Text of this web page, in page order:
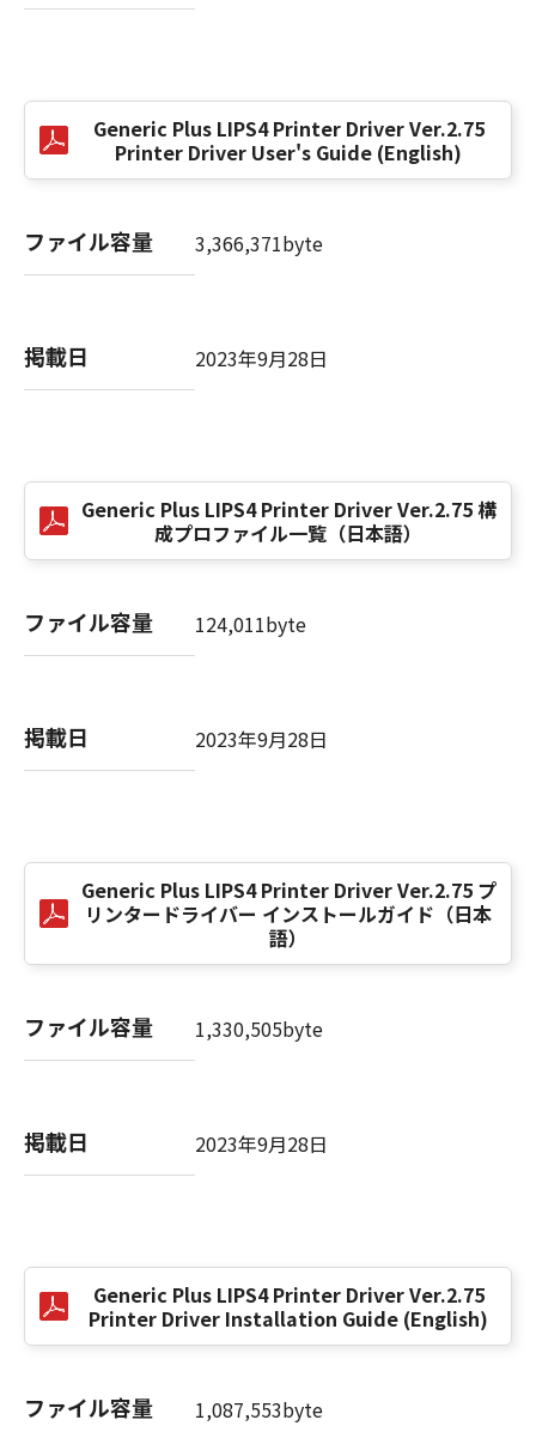
した場合、速やかに、「本ソフトウェア」およ
びその複製物のすべてを廃棄または消去するも
のとします。
定は、本契約書の終了後も効力を有します。
“米国政府エンドユーザー”とは、米国政府の機
関また団体を意味します。もしお客様が米国政
item," as that term is defined at 48 C.F.R.
2.101 (Oct 1995), consisting of "commercial
computer software" and "commercial
computer software documentation," as such
Consistent with 48 C.F.R. 12.212 and 48 C.F.R.
227.7202-1 through 227.7202-4 (June 1995),
forth herein. The manufacturer is Canon
Inc./30-2, Shimomaruko 3-chome, Ohta-ku,
意味し、指し示すものとします。
本契約書のいずれかの条項またはその一部が法
の他の条項は完全に有効に存続するものとしま
す。
以 上
Generic Plus LIPS4 Printer Driver Ver.2.75
Printer Driver User's Guide (English)
ファイル容量 3,366,371byte
掲載日 2023年9月28日
Generic Plus LIPS4 Printer Driver Ver.2.75 構
成プロファイル一覧（日本語）
ファイル容量 124,011byte
掲載日 2023年9月28日
Generic Plus LIPS4 Printer Driver Ver.2.75 プ
リンタードライバー インストールガイド（日本
語）
ファイル容量 1,330,505byte
掲載日 2023年9月28日
Generic Plus LIPS4 Printer Driver Ver.2.75
Printer Driver Installation Guide (English)
ファイル容量 1,087,553byte